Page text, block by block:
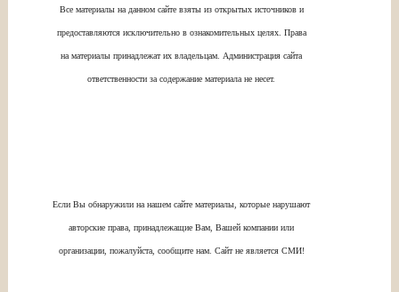
Все материалы на данном сайте взяты из открытых источников и
предоставляются исключительно в ознакомительных целях. Права
на материалы принадлежат их владельцам. Администрация сайта
ответственности за содержание материала не несет.
Если Вы обнаружили на нашем сайте материалы, которые нарушают
авторские права, принадлежащие Вам, Вашей компании или
организации, пожалуйста, сообщите нам. Сайт не является СМИ!